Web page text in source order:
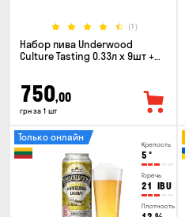
(1)
Набор пива Underwood
Culture Tasting 0.33л x 9шт +
750,00
грн за 1 шт
Крепость
5 °
Горечь
21 IBU
Плотность
Только онлайн